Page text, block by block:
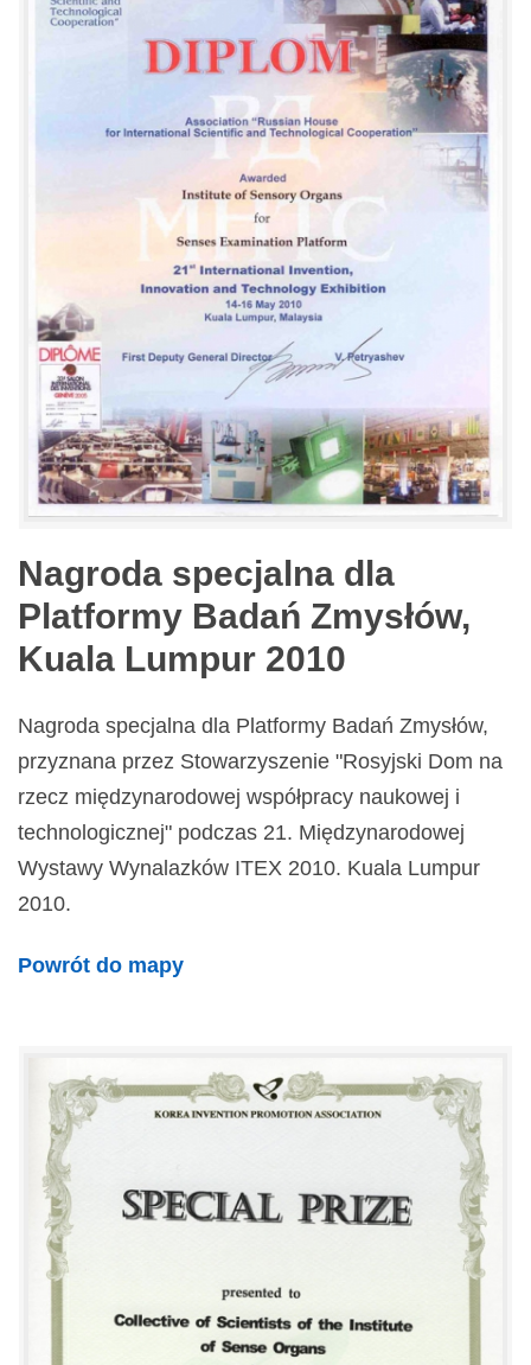
Nagroda specjalna dla
Platformy Badań Zmysłów,
Kuala Lumpur 2010
Nagroda specjalna dla Platformy Badań Zmysłów,
przyznana przez Stowarzyszenie "Rosyjski Dom na
rzecz międzynarodowej współpracy naukowej i
technologicznej" podczas 21. Międzynarodowej
Wystawy Wynalazków ITEX 2010. Kuala Lumpur
2010.
Powrót do mapy